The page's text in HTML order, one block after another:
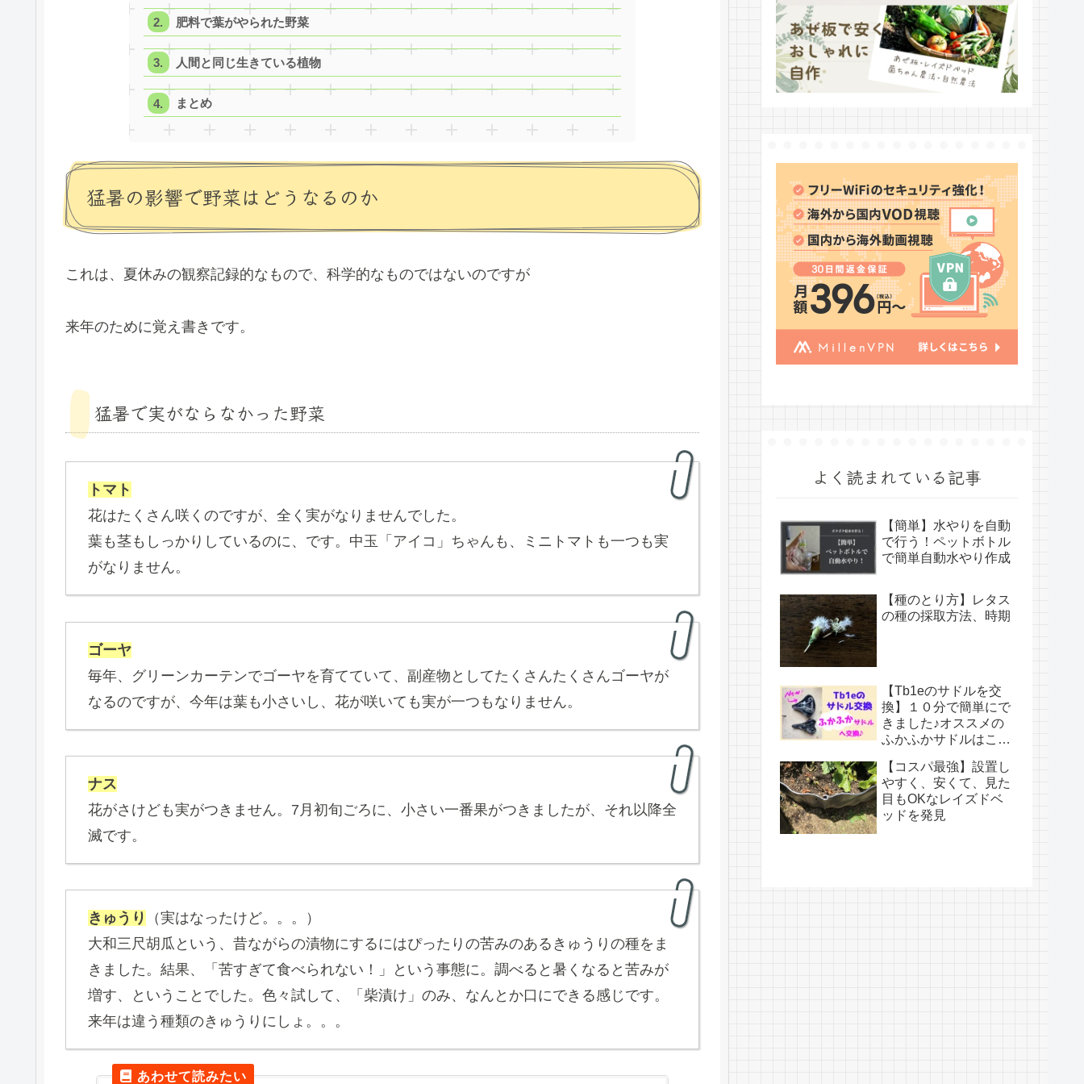
肥料で葉がやられた野菜
人間と同じ生きている植物
まとめ
猛暑の影響で野菜はどうなるのか
これは、夏休みの観察記録的なもので、科学的なものではないのですが
来年のために覚え書きです。
猛暑で実がならなかった野菜
トマト
花はたくさん咲くのですが、全く実がなりませんでした。
葉も茎もしっかりしているのに、です。中玉「アイコ」ちゃんも、ミニトマトも一つも実
がなりません。
ゴーヤ
毎年、グリーンカーテンでゴーヤを育てていて、副産物としてたくさんたくさんゴーヤが
なるのですが、今年は葉も小さいし、花が咲いても実が一つもなりません。
ナス
花がさけども実がつきません。7月初旬ごろに、小さい一番果がつきましたが、それ以降全
滅です。
きゅうり
（実はなったけど。。。）
大和三尺胡瓜という、昔ながらの漬物にするにはぴったりの苦みのあるきゅうりの種をま
きました。結果、「苦すぎて食べられない！」という事態に。調べると暑くなると苦みが
増す、ということでした。色々試して、「柴漬け」のみ、なんとか口にできる感じです。
来年は違う種類のきゅうりにしょ。。。
よく読まれている記事
【簡単】水やりを自動
で行う！ペットボトル
で簡単自動水やり作成
【種のとり方】レタス
の種の採取方法、時期
【Tb1eのサドルを交
換】１０分で簡単にで
きました♪オススメの
ふかふかサドルはこち
【コスパ最強】設置し
やすく、安くて、見た
目もOKなレイズドベ
ッドを発見